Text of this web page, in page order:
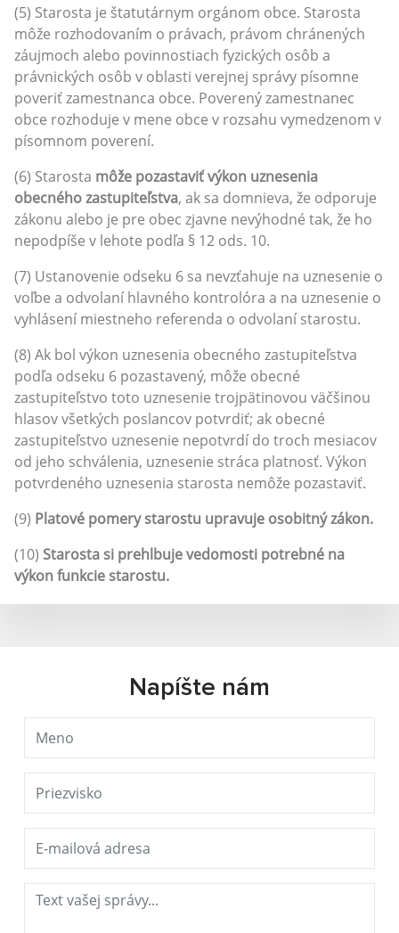
(5) Starosta je štatutárnym orgánom obce. Starosta
môže rozhodovaním o právach, právom chránených
záujmoch alebo povinnostiach fyzických osôb a
právnických osôb v oblasti verejnej správy písomne
poveriť zamestnanca obce. Poverený zamestnanec
obce rozhoduje v mene obce v rozsahu vymedzenom v
písomnom poverení.
(6) Starosta môže pozastaviť výkon uznesenia
obecného zastupiteľstva, ak sa domnieva, že odporuje
zákonu alebo je pre obec zjavne nevýhodné tak, že ho
nepodpíše v lehote podľa § 12 ods. 10.
(7) Ustanovenie odseku 6 sa nevzťahuje na uznesenie o
voľbe a odvolaní hlavného kontrolóra a na uznesenie o
vyhlásení miestneho referenda o odvolaní starostu.
(8) Ak bol výkon uznesenia obecného zastupiteľstva
podľa odseku 6 pozastavený, môže obecné
zastupiteľstvo toto uznesenie trojpätinovou väčšinou
hlasov všetkých poslancov potvrdiť; ak obecné
zastupiteľstvo uznesenie nepotvrdí do troch mesiacov
od jeho schválenia, uznesenie stráca platnosť. Výkon
potvrdeného uznesenia starosta nemôže pozastaviť.
(9) Platové pomery starostu upravuje osobitný zákon.
(10) Starosta si prehlbuje vedomosti potrebné na
výkon funkcie starostu.
Napíšte nám